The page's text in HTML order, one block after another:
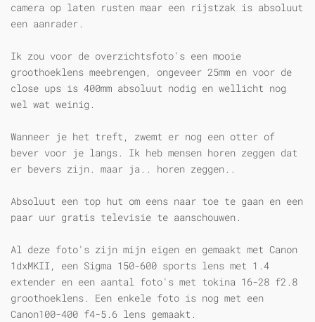
camera op laten rusten maar een rijstzak is absoluut
een aanrader.
Ik zou voor de overzichtsfoto's een mooie
groothoeklens meebrengen, ongeveer 25mm en voor de
close ups is 400mm absoluut nodig en wellicht nog
wel wat weinig.
Wanneer je het treft, zwemt er nog een otter of
bever voor je langs. Ik heb mensen horen zeggen dat
er bevers zijn. maar ja.. horen zeggen..
Absoluut een top hut om eens naar toe te gaan en een
paar uur gratis televisie te aanschouwen.
Al deze foto's zijn mijn eigen en gemaakt met Canon
1dxMKII, een Sigma 150-600 sports lens met 1.4
extender en een aantal foto's met tokina 16-28 f2.8
groothoeklens. Een enkele foto is nog met een
Canon100-400 f4-5.6 lens gemaakt.